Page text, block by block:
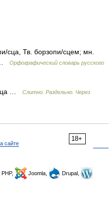
сца, Тв. борзопи/сцем; мн.
…
Орфографический словарь русского
…
Слитно. Раздельно. Через
18+
сайте
Joomla,
Drupal,